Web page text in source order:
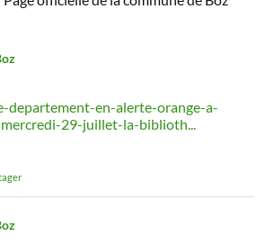
departement-en-alerte-orange-a-
29-juillet-la-biblioth...